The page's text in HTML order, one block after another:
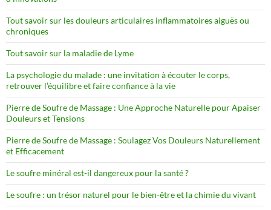
Tout savoir sur les douleurs articulaires inflammatoires aiguës ou
chroniques
Tout savoir sur la maladie de Lyme
La psychologie du malade : une invitation à écouter le corps,
retrouver l’équilibre et faire confiance à la vie
Pierre de Soufre de Massage : Une Approche Naturelle pour Apaiser
Douleurs et Tensions
Pierre de Soufre de Massage : Soulagez Vos Douleurs Naturellement
et Efficacement
Le soufre minéral est-il dangereux pour la santé ?
Le soufre : un trésor naturel pour le bien-être et la chimie du vivant